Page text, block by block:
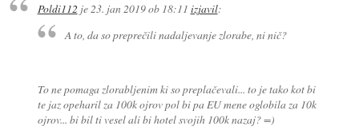
Poldi112je23. jan 2019 ob 18:11 izjavil:
A to, da so preprečili nadaljevanje zlorabe, ni nič?
To ne pomaga zlorabljenim ki so preplačevali... to je tako kot bi
te jaz opeharil za 100k ojrov pol bi pa EU mene oglobila za 10k
ojrov... bi bil ti vesel ali bi hotel svojih 100k nazaj? =)